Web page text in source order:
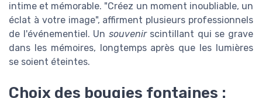
intime et mémorable. "Créez un moment inoubliable, un
éclat à votre image", affirment plusieurs professionnels
de l'événementiel. Un souvenirscintillant qui se grave
dans les mémoires, longtemps après que les lumières
se soient éteintes.
Choix des bougies fontaines :